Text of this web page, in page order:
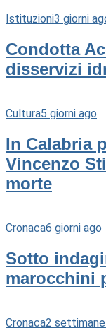
Istituzioni3 giorni
Condotta
disservizi
Cultura5 giorni ago
In Calabria
Vincenzo
morte
Cronaca6 giorni ago
Sotto
marocchini
Cronaca2